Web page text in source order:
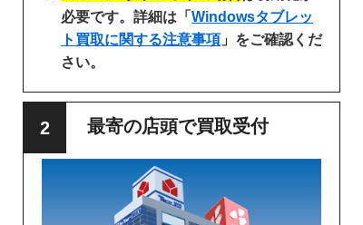
必要です。詳細は「 Windowsタブレッ
ト買取に関する注意事項 」をご確認くだ
さい。
最寄の店頭で買取受付